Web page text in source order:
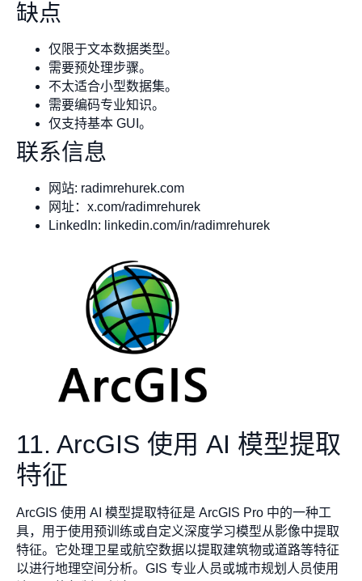
缺点
仅限于文本数据类型。
需要预处理步骤。
不太适合小型数据集。
需要编码专业知识。
仅支持基本 GUI。
联系信息
网站: radimrehurek.com
网址：x.com/radimrehurek
LinkedIn: linkedin.com/in/radimrehurek
11. ArcGIS 使用 AI 模型提取
特征
ArcGIS 使用 AI 模型提取特征是 ArcGIS Pro 中的一种工
具，用于使用预训练或自定义深度学习模型从影像中提取
特征。它处理卫星或航空数据以提取建筑物或道路等特征
以进行地理空间分析。GIS 专业人员或城市规划人员使用